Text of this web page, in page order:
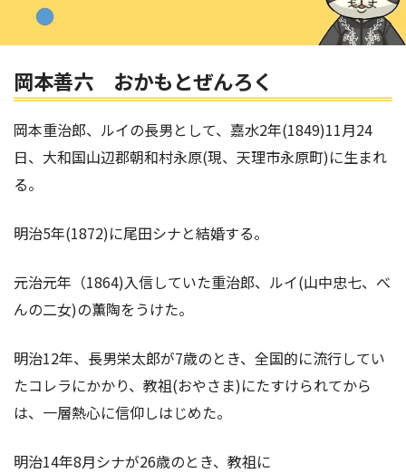
岡本善六 おかもとぜんろく
岡本重治郎、ルイの長男として、嘉水2年(1849)11月24
日、大和国山辺郡朝和村永原(現、天理市永原町)に生まれ
る。
明治5年(1872)に尾田シナと結婚する。
元治元年（1864)入信していた重治郎、ルイ(山中忠七、べ
んの二女)の薫陶をうけた。
明治12年、長男栄太郎が7歳のとき、全国的に流行してい
たコレラにかかり、教祖(おやさま)にたすけられてから
は、一層熱心に信仰しはじめた。
明治14年8月シナが26歳のとき、教祖に